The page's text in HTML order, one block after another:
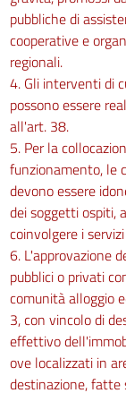
pubbliche di
cooperative e
regionali.
4. Gli interventi di
possono essere
all'art. 38.
5. Per la
funzionamento, le
devono essere
dei soggetti ospiti,
coinvolgere i
6. L'approvazione
pubblici o privati
comunità alloggio
3, con vincolo di
effettivo
ove localizzati in
destinazione, fatte